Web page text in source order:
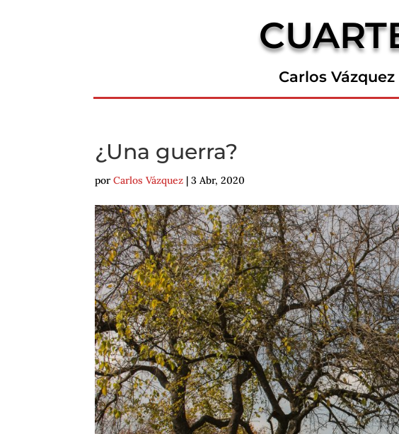
Carlos Vázquez
¿Una guerra?
porCarlos Vázquez |3 Abr, 2020